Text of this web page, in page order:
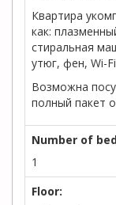
Квартира
как:
стиральная
утюг, фен, Wi-
Возможна
полный пакет
Number of
1
Floor: